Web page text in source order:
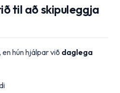
til að skipuleggja
hún hjálpar við daglega